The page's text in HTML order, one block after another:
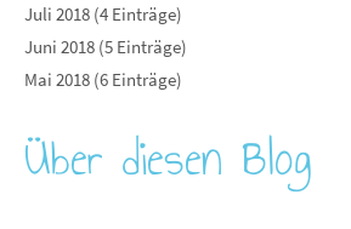
Juli 2018 (4 Einträge)
Juni 2018 (5 Einträge)
Mai 2018 (6 Einträge)
Über diesen Blog